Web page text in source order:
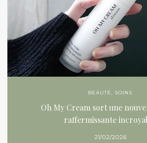
BEAUTÉ, SOINS
Oh My Cream sort une
raffermissante
21/02/2026